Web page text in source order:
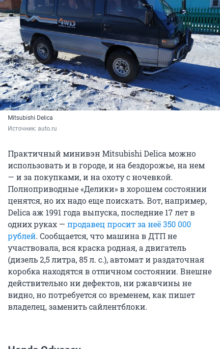
Mitsubishi Delica
Источник: auto.ru
Практичный минивэн Mitsubishi Delica можно
использовать и в городе, и на бездорожье, на нем
— и за покупками, и на охоту с ночевкой.
Полноприводные «Делики» в хорошем состоянии
ценятся, но их надо еще поискать. Вот, например,
Delica аж 1991 года выпуска, последние 17 лет в
одних руках — продавец просит за неё350 000
рублей. Сообщается, что машина в ДТП не
участвовала, вся краска родная, а двигатель
(дизель 2,5 литра, 85 л. с.), автомат и раздаточная
коробка находятся в отличном состоянии. Внешне
действительно ни дефектов, ни ржавчины не
видно, но потребуется со временем, как пишет
владелец, заменить сайлентблоки.